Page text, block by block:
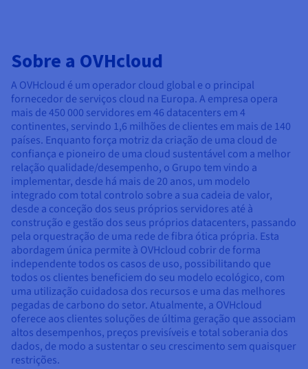
Sobre a OVHcloud
A OVHcloud é um operador cloud global e o principal
fornecedor de serviços cloud na Europa. A empresa opera
mais de 450 000 servidores em46 datacenters em 4
continentes, servindo 1,6 milhões de clientes em mais de 140
países. Enquanto força motriz da criação de uma cloud de
confiança e pioneiro de uma cloud sustentável com a melhor
relação qualidade/desempenho, o Grupo tem vindo a
implementar, desde há mais de 20 anos, um modelo
integrado com total controlo sobre a sua cadeia de valor,
desde a conceção dos seus próprios servidores até à
construção e gestão dos seus próprios datacenters, passando
pela orquestração de uma rede de fibra ótica própria. Esta
abordagem única permite à OVHcloud cobrir de forma
independente todos os casos de uso, possibilitando que
todos os clientes beneficiem do seu modelo ecológico, com
uma utilização cuidadosa dos recursos e uma das melhores
pegadas de carbono do setor. Atualmente, a OVHcloud
oferece aos clientes soluções de última geração que associam
altos desempenhos, preços previsíveis e total soberania dos
dados, de modo a sustentar o seu crescimento sem quaisquer
restrições.